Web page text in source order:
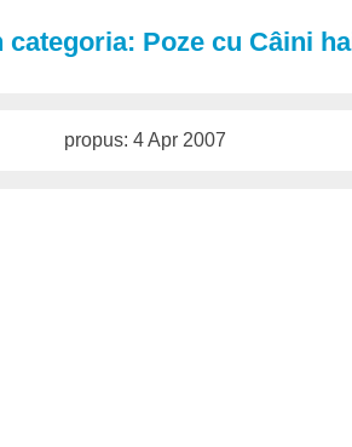
categoria: Poze cu Câini
propus: 4 Apr 2007